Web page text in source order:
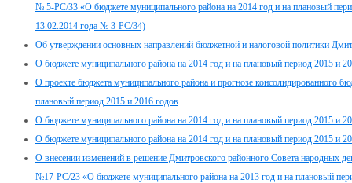
№ 5-РС/33 «О бюджете муниципального района на 2014 год и на плановый
13.02.2014 года № 3-РС/34)
Об утверждении основных направлений бюджетной и налоговой политики
О бюджете муниципального района на 2014 год и на плановый период 2015 и
О проекте бюджета муниципального района и прогнозе консолидированного
плановый период 2015 и 2016 годов
О бюджете муниципального района на 2014 год и на плановый период 2015 и
О бюджете муниципального района на 2014 год и на плановый период 2015 и
О внесении изменений в решение Дмитровского районного Совета народных
№17-РС/23 «О бюджете муниципального района на 2013 год и на плановый